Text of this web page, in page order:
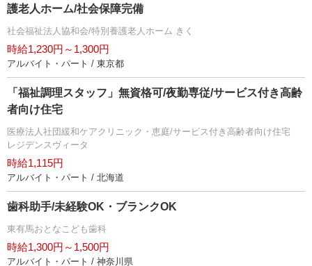
護老人ホーム/社会保障完備
社会福祉法人協和会/特別養護老人ホーム きく
時給1,230円～1,300円
アルバイト・パート / 東京都
「福祉調理スタッフ」無資格可/夜勤専従/サービス付き高齢
者向け住宅
医療法人社団緩和ケアクリニック・恵庭/サービス付き高齢者向け住宅
レジデンスヴィータ
時給1,115円
アルバイト・パート / 北海道
歯科助手/未経験OK・ブランクOK
東有馬おとなこども歯科
時給1,300円～1,500円
アルバイト・パート / 神奈川県